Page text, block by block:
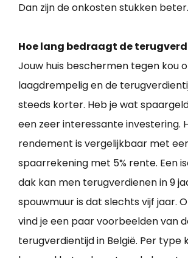
Dan zijn de onkosten stukken beter.
Hoe lang bedraagt de
Jouw huis beschermen tegen kou
laagdrempelig en de
steeds korter. Heb je wat
een zeer interessante investering.
rendement is vergelijkbaar met
spaarrekening met 5% rente. Een
dak kan men terugverdienen in 9
spouwmuur is dat slechts vijf jaar.
vind je een paar voorbeelden van
terugverdientijd in België. Per type